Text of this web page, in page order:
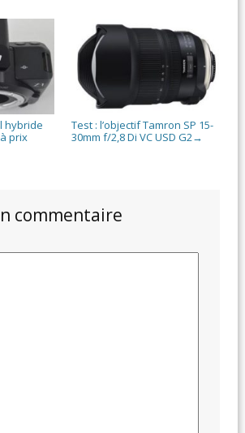
hybride
prix
Test : l’objectif Tamron SP 15-
30mm f/2,8 Di VC USD G2→
commentaire